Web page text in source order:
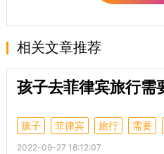
相关文章推荐
孩子去菲律宾旅行需
孩子 菲律宾 旅行 需要
2022-09-27 18:12:07